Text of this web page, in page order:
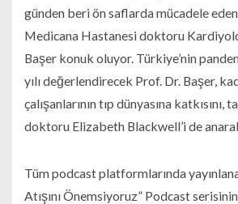
günden beri ön saflarda mücadele
Medicana Hastanesi doktoru
Başer konuk oluyor. Türkiye’nin
yılı değerlendirecek Prof. Dr. Başer,
çalışanlarının tıp dünyasına katkısını,
doktoru Elizabeth Blackwell’i de
Tüm podcast platformlarında
Atışını Önemsiyoruz” Podcast